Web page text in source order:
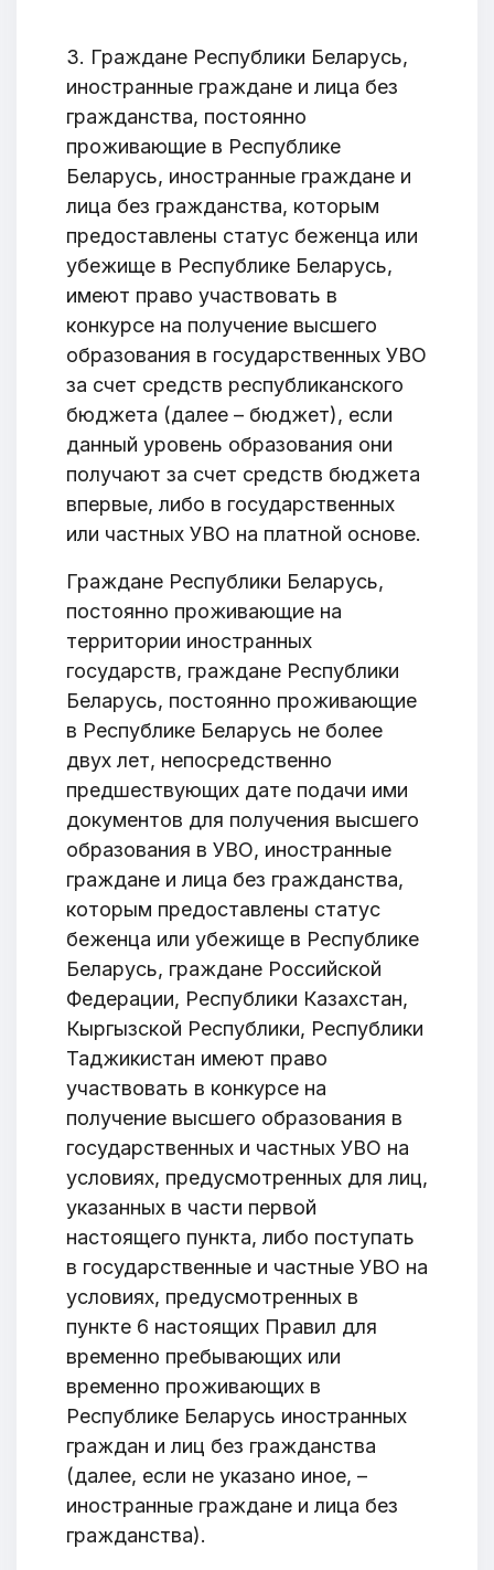
Добро пожаловать
Бюро социальной информации
Email:pr@basw-ngo.by
3. Граждане Республики Беларусь,
иностранные граждане и лица без
гражданства, постоянно
проживающие в Республике
Беларусь, иностранные граждане и
лица без гражданства, которым
предоставлены статус беженца или
убежище в Республике Беларусь,
имеют право участвовать в
конкурсе на получение высшего
образования в государственных УВО
за счет средств республиканского
бюджета (далее – бюджет), если
данный уровень образования они
получают за счет средств бюджета
впервые, либо в государственных
или частных УВО на платной основе.
Граждане Республики Беларусь,
постоянно проживающие на
территории иностранных
государств, граждане Республики
Беларусь, постоянно проживающие
в Республике Беларусь не более
двух лет, непосредственно
предшествующих дате подачи ими
документов для получения высшего
образования в УВО, иностранные
граждане и лица без гражданства,
которым предоставлены статус
беженца или убежище в Республике
Беларусь, граждане Российской
Федерации, Республики Казахстан,
Кыргызской Республики, Республики
Таджикистан имеют право
участвовать в конкурсе на
получение высшего образования в
государственных и частных УВО на
условиях, предусмотренных для лиц,
указанных в части первой
настоящего пункта, либо поступать
в государственные и частные УВО на
условиях, предусмотренных в
пункте 6 настоящих Правил для
временно пребывающих или
временно проживающих в
Республике Беларусь иностранных
граждан и лиц без гражданства
(далее, если не указано иное, –
иностранные граждане и лица без
гражданства).